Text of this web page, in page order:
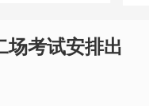
考试安排出